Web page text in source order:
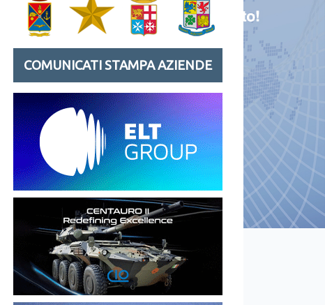
COMUNICATI STAMPA AZIENDE